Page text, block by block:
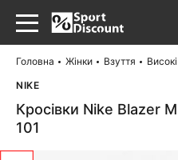
Головна Жінки Взуття
NIKE
Кросівки Nike Blazer
101